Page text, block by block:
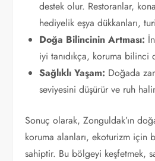
destek olur. Restoranlar,
hediyelik eşya dükkanları,
Doğa Bilincinin Artması:
iyi tanıdıkça, koruma bilinci
Sağlıklı Yaşam: Doğada
seviyesini düşürür ve ruh
Sonuç olarak, Zonguldak’ın
koruma alanları, ekoturizm için
sahiptir. Bu bölgeyi keşfetmek,